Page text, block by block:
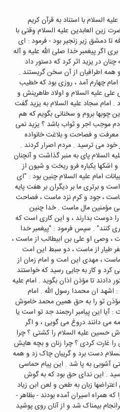
السلام با استناد به قرآن کریم
زین العابدین علیه السلام وقتی با
تا دمشق زیر زنجیر بود - فرمود : ای
اگر پیغمبر خدا صلی الله علیه و آله
در یزید اثر کرد که دستور داد
همه اطرافیان از آن سخن گریستند .
چهارم آمد ، روزی بود که خطیب
علی علیه السلام و اولاد طاهرینش و
امام سجاد علیه السلام به یزید گفت
چوبها بروم و سخنانی بگویم که هم
موجب اجر و ثواب باشد ؟ یزید نمی
معرفت و فصاحت و بلاغت خانواده
خود می ترسید . مردم اصرار کردند .
السلام پای به منبر گذاشت و آنچنان
یکباره فرو ریخت و شیون از
امام علیه السلام چنین بود : "ای
و برتری ما بر دیگران بر هفت پایه
، جود و کرم نزد ماست ، فصاحت
مؤمنین مال ماست . خدا چنین
دوست بدارند ، و این کاری است که
کنند" . سپس فرمود : "پیغمبر خدا
، وصی او علی بن ابیطالب از ماست ،
طیار از ماست ، دو سبط این امت
، مهدی این امت و امام زمان از
و کار به جایی رسید که خواستند
تا مؤذن اذان بگوید . امام علیه
ان محمدا رسول الله . امام
تو را به حق همین محمد خاموش
این پیامبر ارجمند جد تو است یا
می دانند دروغ می گویی ، و اگر
حسین علیه السلام را کشتی ؟ چرا
غارت کردی ؟ چرا زنان و بچه هایش
دست برد و گریبان چاک زد و همه
آشوبی به پا شد . این پیام حماسی
. این ندای حق بود که به گوش
زبان به طعن و لعن ابن زیاد
همراه اسیران آمده بودند - بظاهر -
بیمناک شد و از آنان روی پوشید